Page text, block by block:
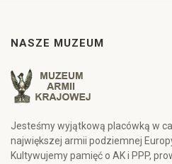
NASZE MUZEUM
Jesteśmy wyjątkową placówką w
największej armii podziemnej
Kultywujemy pamięć o AK i PPP,